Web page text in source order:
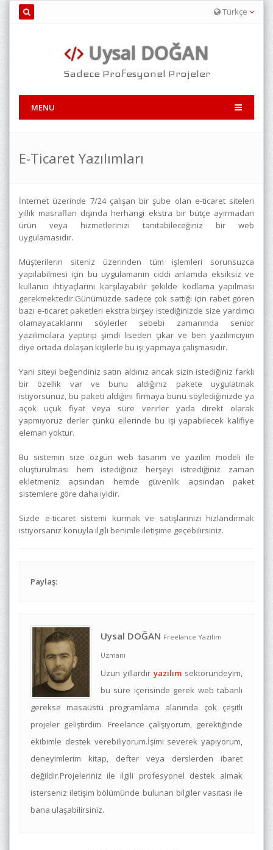
Türkçe
Uysal DOĞAN
Sadece Profesyonel Projeler
MENU
E-Ticaret Yazılımları
İnternet üzerinde 7/24 çalışan bir şube olan e-ticaret siteleri
yıllık masrafları dışında herhangi ekstra bir bütçe ayırmadan
ürün veya hizmetlerinizi tanıtabileceğiniz bir web
uygulamasıdır.
Müşterilerin siteniz üzerinden tüm işlemleri sorunsuzca
yapılabilmesi için bu uygulamanın ciddi anlamda eksiksiz ve
kullanıcı ihtiyaçlarını karşılayabilir şekilde kodlama yapılması
gerekmektedir.Günümüzde sadece çok sattığı için rabet gören
bazı e-ticaret paketleri ekstra birşey istediğinizde size yardımcı
olamayacaklarını söylerler sebebi zamanında senior
yazılımcılara yaptırıp şimdi liseden çıkar ve ben yazılımcıyım
diye ortada dolaşan kişilerle bu işi yapmaya çalışmasıdır.
Yani siteyi beğendiniz satın aldınız ancak sizin istediğiniz farklı
bir özellik var ve bunu aldığınız pakete uygulatmak
istiyorsunuz, bu paketi aldığını firmaya bunu söylediğinizde ya
açok uçuk fiyat veya süre verirler yada direkt olarak
yapmıyoruz derler çünkü ellerinde bu işi yapabilecek kalifiye
eleman yoktur.
Bu sistemin size özgün web tasarım ve yazılım modeli ile
oluşturulması hem istediğiniz herşeyi istrediğiniz zaman
ekletmeniz açısından hemde güvenlik açısından paket
sistemlere göre daha iyidir.
Sizde e-ticaret sistemi kurmak ve satışlarınızı hızlandırmak
istiyorsanız konuyla ilgili benimle iletişime geçebilirsiniz.
Paylaş:
Uysal DOĞAN Freelance Yazılım
Uzmanı
Uzun yıllardır yazılım sektöründeyim,
bu süre içerisinde gerek web tabanlı
gerekse masaüstü programlama alanında çok çeşitli
projeler geliştirdim. Freelance çalışıyorum, gerektiğinde
ekibimle destek verebiliyorum.İşimi severek yapıyorum,
deneyimlerim kitap, defter veya derslerden ibaret
değildir.Projeleriniz ile ilgili profesyonel destek almak
isterseniz iletişim bölümünde bulunan bilgiler vasıtası ile
bana ulaşabilirsiniz.